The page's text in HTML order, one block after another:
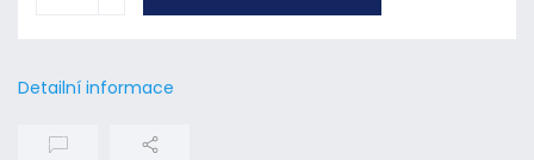
Detailní informace